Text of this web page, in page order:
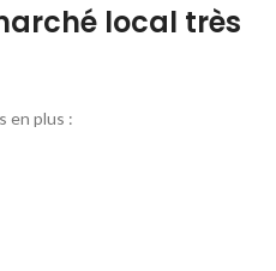
local très
en plus :